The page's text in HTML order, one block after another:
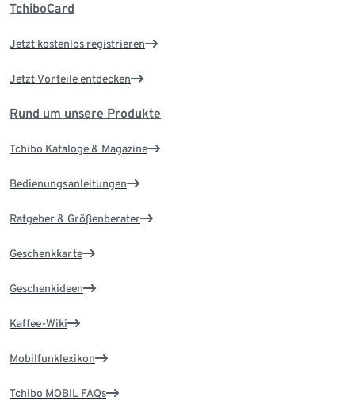
TchiboCard
Jetzt kostenlos registrieren
Jetzt Vorteile entdecken
Rund um unsere Produkte
Tchibo Kataloge & Magazine
Bedienungsanleitungen
Ratgeber & Größenberater
Geschenkkarte
Geschenkideen
Kaffee-Wiki
Mobilfunklexikon
Tchibo MOBIL FAQs